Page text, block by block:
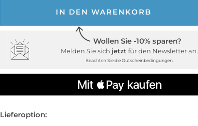
IN DEN WARENKORB
Wollen Sie -10% sparen?
Melden Sie sich jetzt für den Newsletter an.
Beachten Sie die Gutscheinbedingungen.
Lieferoption: